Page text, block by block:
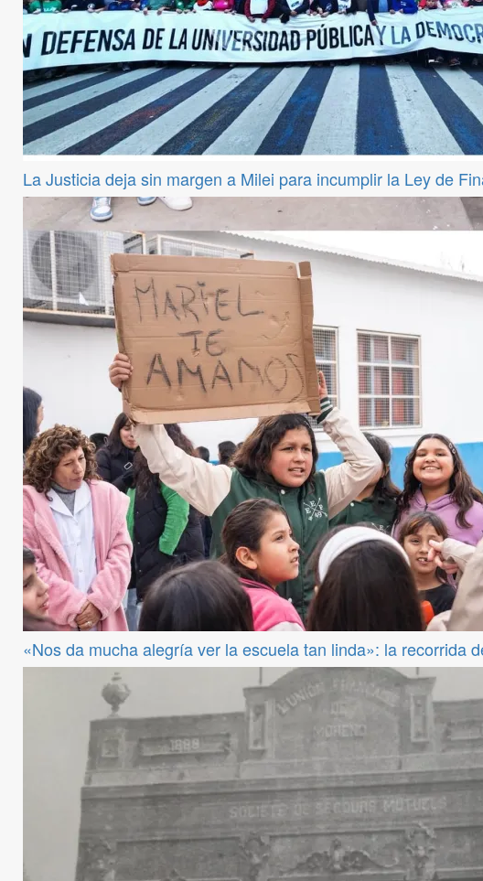
La Justicia deja sin margen a Milei para incumplir la Ley de
«Nos da mucha alegría ver la escuela tan linda»: la recorrida